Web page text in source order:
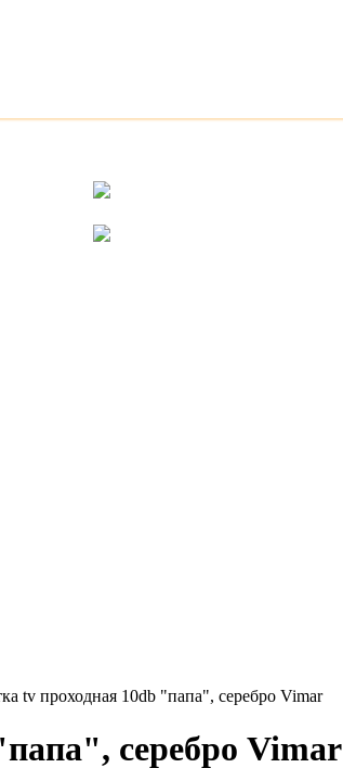
tv проходная 10db "папа", серебро Vimar
серебро Vimar